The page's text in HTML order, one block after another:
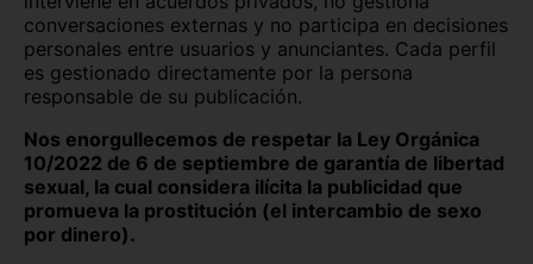
conversaciones externas y no participa en decisiones
personales entre usuarios y anunciantes. Cada perfil
es gestionado directamente por la persona
responsable de su publicación.
Nos enorgullecemos de respetar la Ley Orgánica
10/2022 de 6 de septiembre de garantía de libertad
sexual, la cual considera ilícita la publicidad que
promueva la prostitución (el intercambio de sexo
por dinero).